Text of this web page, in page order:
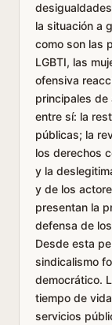
la situación a
como son las
LGBTI, las
ofensiva
principales de
entre sí: la
públicas; la
los derechos
y la
y de los
presentan la
defensa de
Desde esta
sindicalismo
democrático.
tiempo de
servicios